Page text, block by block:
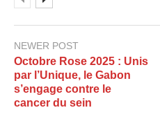
NEWER POST
Octobre Rose 2025 : Unis
par l’Unique, le Gabon
s’engage contre le
cancer du sein